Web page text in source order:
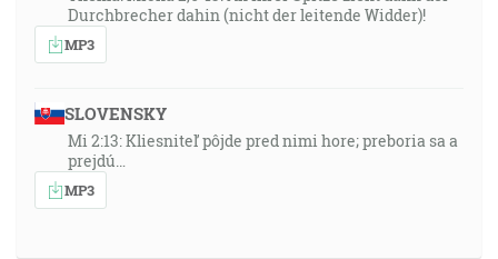
Durchbrecher dahin (nicht der leitende Widder)!
MP3
SLOVENSKY
Mi 2:13: Kliesniteľ pôjde pred nimi hore; preboria sa a
prejdú…
MP3